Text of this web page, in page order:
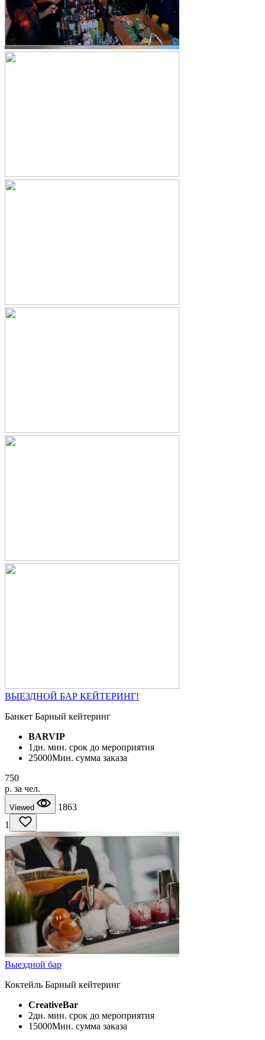
ВЫЕЗДНОЙ БАР КЕЙТЕРИНГ!
Банкет Барный кейтеринг
BARVIP
1 дн. мин. срок до мероприятия
25000Мин. сумма заказа
750
p. за чел.
Viewed
1863
1
Выездной бар
Коктейль Барный кейтеринг
CreativeBar
2дн. мин. срок до мероприятия
15000Мин. сумма заказа